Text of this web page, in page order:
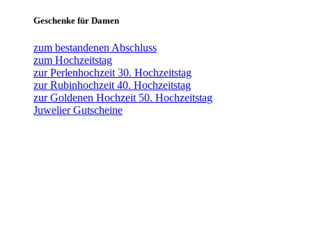
Geschenke für Damen
zum bestandenen Abschluss
zum Hochzeitstag
zur Perlenhochzeit 30. Hochzeitstag
zur Rubinhochzeit 40. Hochzeitstag
zur Goldenen Hochzeit 50. Hochzeitstag
Juwelier Gutscheine